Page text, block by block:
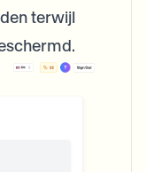
terwijl